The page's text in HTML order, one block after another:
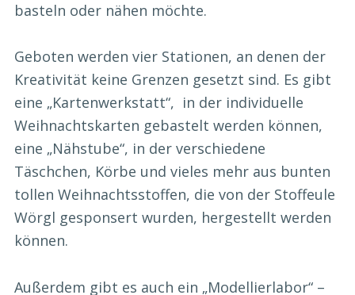
basteln oder nähen möchte.
Geboten werden vier Stationen, an denen der
Kreativität keine Grenzen gesetzt sind. Es gibt
eine „Kartenwerkstatt“, in der individuelle
Weihnachtskarten gebastelt werden können,
eine „Nähstube“, in der verschiedene
Täschchen, Körbe und vieles mehr aus bunten
tollen Weihnachtsstoffen, die von der Stoffeule
Wörgl gesponsert wurden, hergestellt werden
können.
Außerdem gibt es auch ein „Modellierlabor“ –